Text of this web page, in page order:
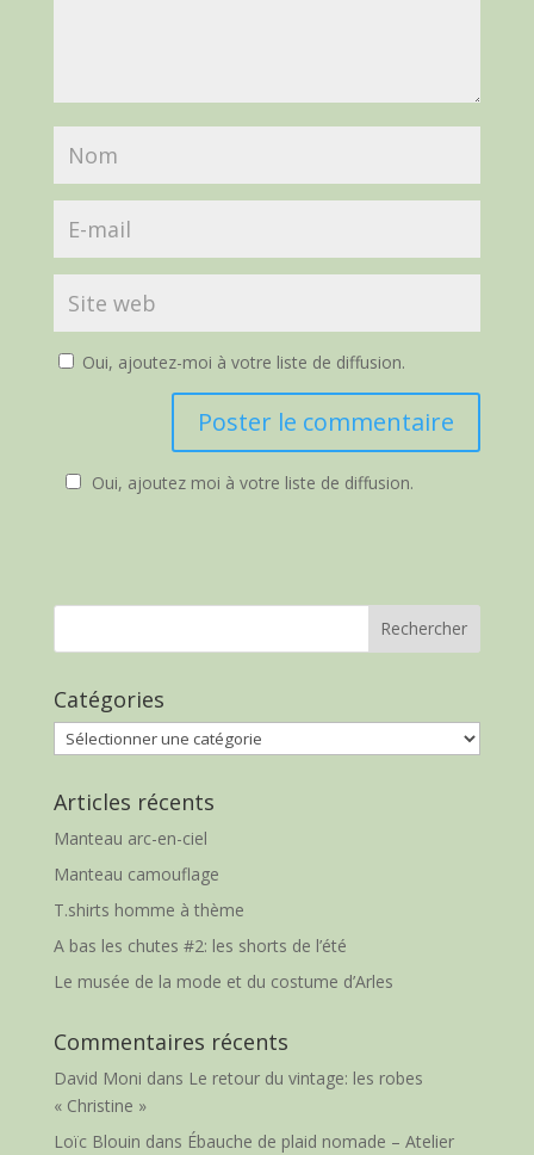
Oui, ajoutez-moi à votre liste de diffusion.
Oui, ajoutez moi à votre liste de diffusion.
Catégories
Catégories
Articles récents
Manteau arc-en-ciel
Manteau camouflage
T.shirts homme à thème
A bas les chutes #2: les shorts de l’été
Le musée de la mode et du costume d’Arles
Commentaires récents
David Moni dans Le retour du vintage: les robes
« Christine »
Loïc Blouin dans Ébauche de plaid nomade – Atelier